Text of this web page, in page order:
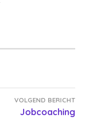
VOLGEND BERICHT
Jobcoaching